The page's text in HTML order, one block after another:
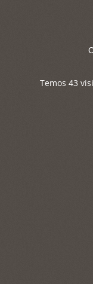
Temos 43